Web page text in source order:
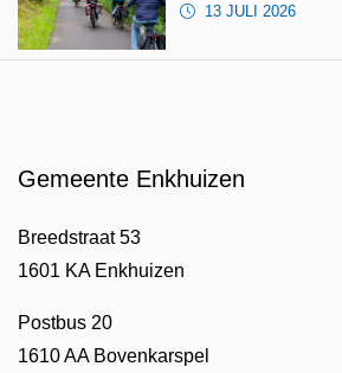
13 JULI 2026
Gemeente Enkhuizen
Breedstraat 53
1601 KA Enkhuizen
Postbus 20
1610 AA Bovenkarspel